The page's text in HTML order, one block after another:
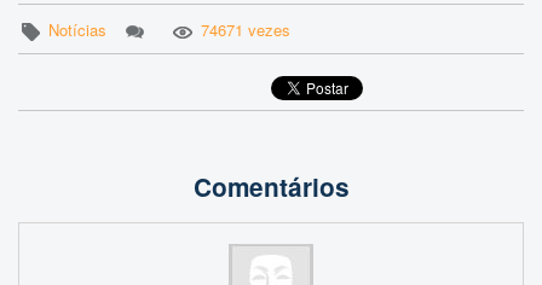
Notícias 74671 vezes
Comentários